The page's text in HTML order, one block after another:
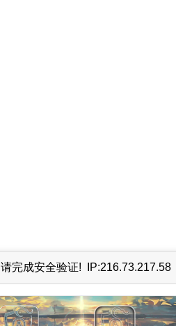
请完成安全验证! IP:216.73.217.58